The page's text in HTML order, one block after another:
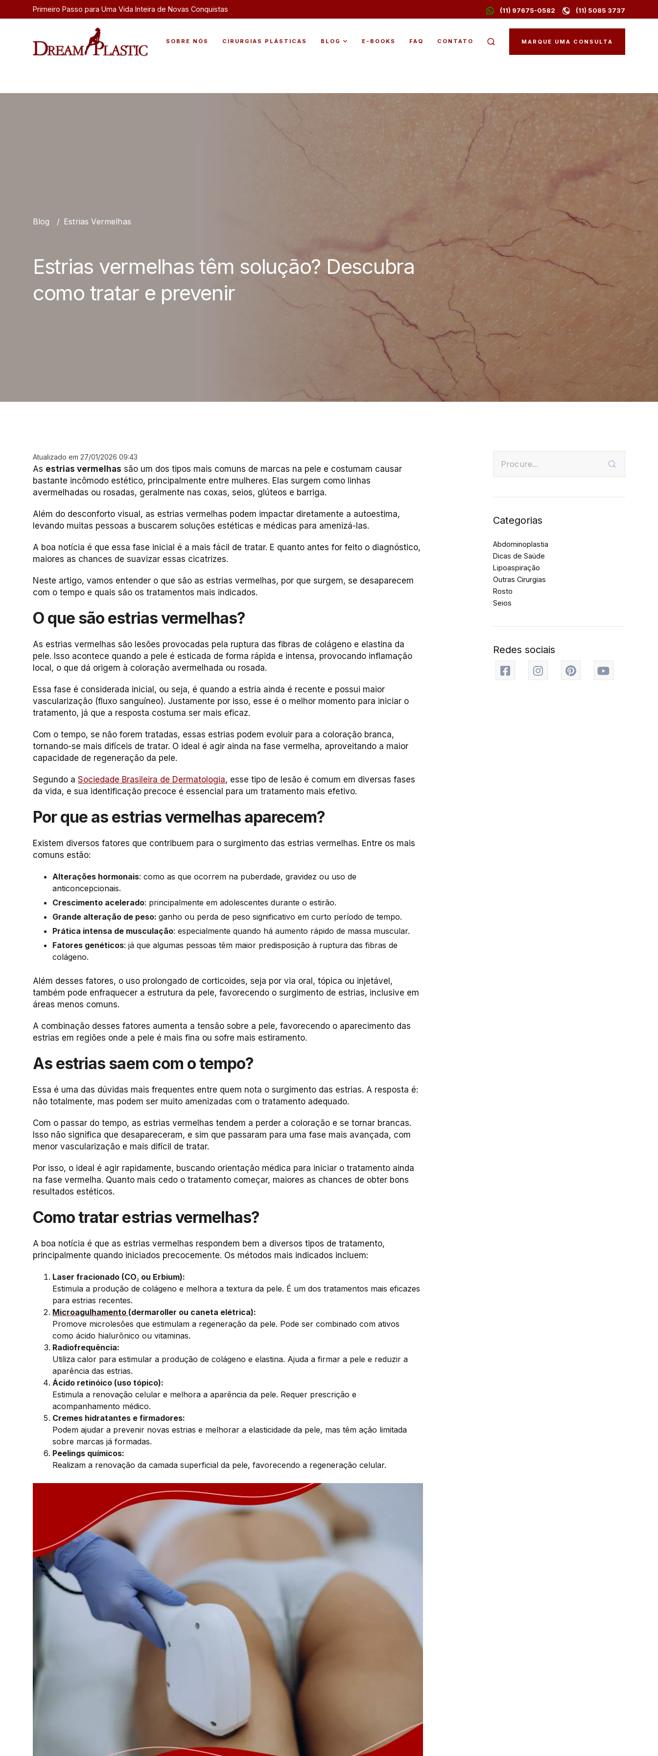
Primeiro Passo para Uma Vida Inteira de Novas Conquistas (11) 5085 3737
(11) 97675-0582
SOBRE NÓS CIRURGIAS PLÁSTICAS BLOG E-BOOKS FAQ CONTATO MARQUE UMA CONSULTA
Blog / Estrias Vermelhas
Estrias vermelhas têm solução? Descubra
como tratar e prevenir
Atualizado em 27/01/2026 09:43
As estrias vermelhas são um dos tipos mais comuns de marcas na pele e costumam causar
bastante incômodo estético, principalmente entre mulheres. Elas surgem como linhas
avermelhadas ou rosadas, geralmente nas coxas, seios, glúteos e barriga.
Além do desconforto visual, as estrias vermelhas podem impactar diretamente a autoestima,
levando muitas pessoas a buscarem soluções estéticas e médicas para amenizá-las.
A boa notícia é que essa fase inicial é a mais fácil de tratar. E quanto antes for feito o diagnóstico,
maiores as chances de suavizar essas cicatrizes.
Neste artigo, vamos entender o que são as estrias vermelhas, por que surgem, se desaparecem
com o tempo e quais são os tratamentos mais indicados.
O que são estrias vermelhas?
As estrias vermelhas são lesões provocadas pela ruptura das fibras de colágeno e elastina da
pele. Isso acontece quando a pele é esticada de forma rápida e intensa, provocando inflamação
local, o que dá origem à coloração avermelhada ou rosada.
Essa fase é considerada inicial, ou seja, é quando a estria ainda é recente e possui maior
vascularização (fluxo sanguíneo). Justamente por isso, esse é o melhor momento para iniciar o
tratamento, já que a resposta costuma ser mais eficaz.
Com o tempo, se não forem tratadas, essas estrias podem evoluir para a coloração branca,
tornando-se mais difíceis de tratar. O ideal é agir ainda na fase vermelha, aproveitando a maior
capacidade de regeneração da pele.
Segundo a Sociedade Brasileira de Dermatologia, esse tipo de lesão é comum em diversas fases
da vida, e sua identificação precoce é essencial para um tratamento mais efetivo.
Por que as estrias vermelhas aparecem?
Existem diversos fatores que contribuem para o surgimento das estrias vermelhas. Entre os mais
comuns estão:
Alterações hormonais: como as que ocorrem na puberdade, gravidez ou uso de
anticoncepcionais.
Crescimento acelerado: principalmente em adolescentes durante o estirão.
Grande alteração de peso: ganho ou perda de peso significativo em curto período de tempo.
Prática intensa de musculação: especialmente quando há aumento rápido de massa muscular.
Fatores genéticos: já que algumas pessoas têm maior predisposição à ruptura das fibras de
colágeno.
Além desses fatores, o uso prolongado de corticoides, seja por via oral, tópica ou injetável,
também pode enfraquecer a estrutura da pele, favorecendo o surgimento de estrias, inclusive em
áreas menos comuns.
A combinação desses fatores aumenta a tensão sobre a pele, favorecendo o aparecimento das
estrias em regiões onde a pele é mais fina ou sofre mais estiramento.
As estrias saem com o tempo?
Essa é uma das dúvidas mais frequentes entre quem nota o surgimento das estrias. A resposta é:
não totalmente, mas podem ser muito amenizadas com o tratamento adequado.
Com o passar do tempo, as estrias vermelhas tendem a perder a coloração e se tornar brancas.
Isso não significa que desapareceram, e sim que passaram para uma fase mais avançada, com
menor vascularização e mais difícil de tratar.
Por isso, o ideal é agir rapidamente, buscando orientação médica para iniciar o tratamento ainda
na fase vermelha. Quanto mais cedo o tratamento começar, maiores as chances de obter bons
resultados estéticos.
Como tratar estrias vermelhas?
A boa notícia é que as estrias vermelhas respondem bem a diversos tipos de tratamento,
principalmente quando iniciados precocemente. Os métodos mais indicados incluem:
Laser fracionado (CO₂ ou Erbium):
Estimula a produção de colágeno e melhora a textura da pele. É um dos tratamentos mais eficazes
para estrias recentes.
Microagulhamento (dermaroller ou caneta elétrica):
Promove microlesões que estimulam a regeneração da pele. Pode ser combinado com ativos
como ácido hialurônico ou vitaminas.
Radiofrequência:
Utiliza calor para estimular a produção de colágeno e elastina. Ajuda a firmar a pele e reduzir a
aparência das estrias.
Ácido retinóico (uso tópico):
Estimula a renovação celular e melhora a aparência da pele. Requer prescrição e
acompanhamento médico.
Cremes hidratantes e firmadores:
Podem ajudar a prevenir novas estrias e melhorar a elasticidade da pele, mas têm ação limitada
sobre marcas já formadas.
Peelings químicos:
Realizam a renovação da camada superficial da pele, favorecendo a regeneração celular.
Categorias
Abdominoplastia
Dicas de Saúde
Lipoaspiração
Outras Cirurgias
Rosto
Seios
Redes sociais